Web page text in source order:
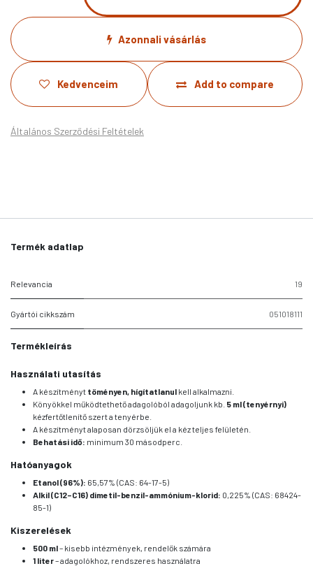
Azonnali vásárlás
Add to compare
Kedvenceim
Általános Szerződési Feltételek
Termék adatlap
Relevancia 19
Gyártói cikkszám 051018111
Termékleírás
Használati utasítás
A készítményt töményen, hígítatlanul kell alkalmazni.
Könyökkel működtethető adagolóból adagoljunk kb. 5 ml (tenyérnyi)
kézfertőtlenítő szert a tenyérbe.
A készítményt alaposan dörzsöljük el a kéz teljes felületén.
Behatási idő: minimum 30 másodperc.
Hatóanyagok
Etanol (96%): 65,57% (CAS: 64-17-5)
Alkil (C12–C16) dimetil-benzil-ammónium-klorid: 0,225% (CAS: 68424-
85-1)
Kiszerelések
500 ml– kisebb intézmények, rendelők számára
1 liter– adagolókhoz, rendszeres használatra